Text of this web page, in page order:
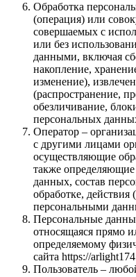
Обработка
(операция) или
совершаемых с
или без
данными, включая
накопление,
изменение),
(распространение,
обезличивание,
персональных
Оператор –
с другими лицами
осуществляющие
также
данных, состав
обработке,
персональными
Персональные
относящаяся прямо
определяемому
сайта https://
Пользователь –